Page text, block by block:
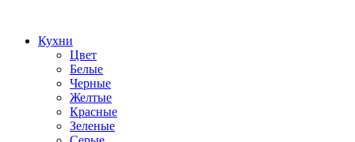
Кухни
Цвет
Белые
Черные
Желтые
Красные
Зеленые